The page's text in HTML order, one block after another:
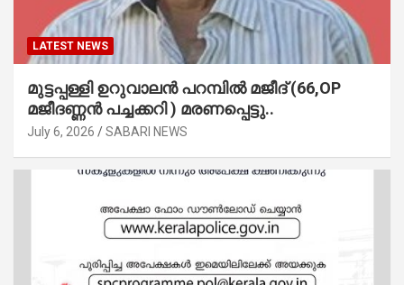
LATEST NEWS
മുട്ടപ്പള്ളി ഉറുവാലൻ പറമ്പിൽ മജീദ് (66,OP
മജീദണ്ണൻ പച്ചക്കറി ) മരണപ്പെട്ടു..
July 6, 2026 SABARI NEWS